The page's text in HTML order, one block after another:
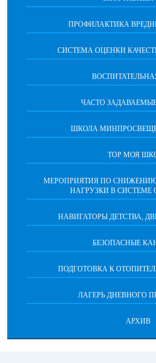
ПРОФИЛАКТИКА
CИСТЕМА ОЦЕНКИ
ЧАСТО
ШКОЛА
ТОР МОЯ
МЕРОПРИЯТИЯ ПО
НАГРУЗКИ В СИСТЕМЕ
НАВИГАТОРЫ ДЕТСТВА,
БЕЗОПАСНЫЕ
ПОДГОТОВКА К
ЛАГЕРЬ ДНЕВНОГО
АРХИВ